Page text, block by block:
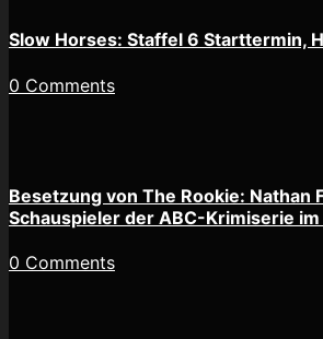
Slow Horses: Staffel 6 Starttermin,
0 Comments
Besetzung von The Rookie: Nathan
Schauspieler der ABC-Krimiserie
0 Comments